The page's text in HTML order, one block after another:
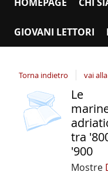
GIOVANI LETTORI
Torna indietro vai
Dettaglio
del
documento
Le
tra
'900
Mostre